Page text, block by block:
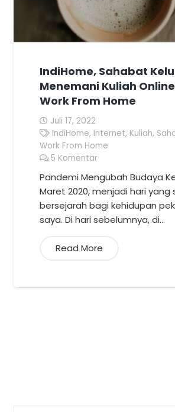
IndiHome, Sahabat
Menemani Kuliah
Work From Home
Juli 17, 2022
IndiHome, Internet, Kuliah,
Work From Home
5 Komentar
Pandemi Mengubah Budaya
Maret 2020, menjadi hari yang
bersejarah bagi kehidupan
saya. Di hari sebelumnya, di…
Read More